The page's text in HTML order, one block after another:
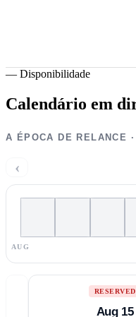
— Disponibilidade
Calendário em
A ÉPOCA DE RELANCE
‹
AUG
RESERVED
Aug 15